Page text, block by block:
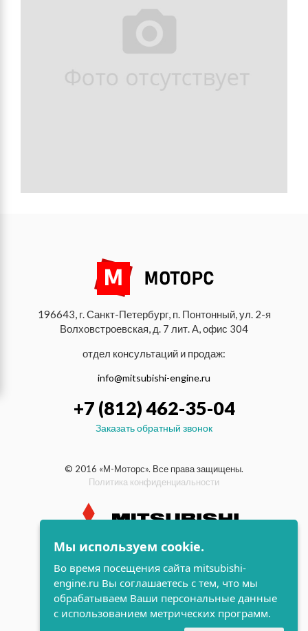
196643, г. Санкт-Петербург, п. Понтонный, ул. 2-я
Волховстроевская, д. 7 лит. А, офис 304
отдел консультаций и продаж:
info@mitsubishi-engine.ru
+7 (812) 462-35-04
Заказать обратный звонок
© 2016 «М-Моторс». Все права защищены.
Политика конфиденциальности
индустриальные и морские
дизельные двигатели Mitsubishi
разработка сайта
Мы используем cookie.
Во время посещения сайта mitsubishi-
engine.ru Вы соглашаетесь с тем, что мы
обрабатываем Ваши персональные данные
с использованием метрических программ.